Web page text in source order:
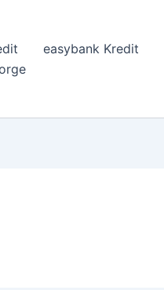
easybank Kredit